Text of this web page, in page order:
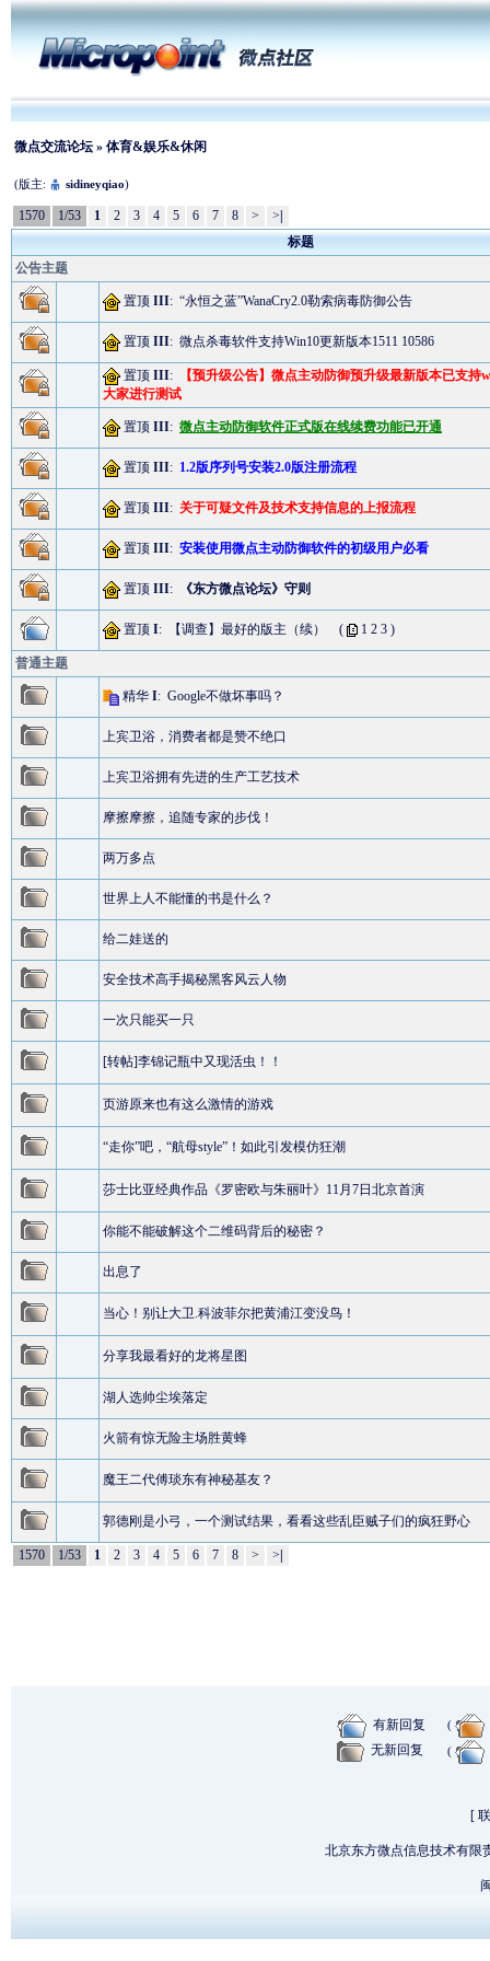
微点交流论坛 » 体育&娱乐&休闲
(版主: sidineyqiao)
1570 1/53 1 2 3 4 5 6 7 8 > >
标题
公告主题
置顶 III: “永恒之蓝”WanaCry2.0勒索病毒防御公告
置顶 III: 微点杀毒软件支持Win10更新版本1511 10586
置顶 III:
【预升级公告】微点主动防御预升级最新版本已支持
大家进行测试
置顶 III: 微点主动防御软件正式版在线续费功能已开通
置顶 III: 1.2版序列号安装2.0版注册流程
置顶 III: 关于可疑文件及技术支持信息的上报流程
置顶 III: 安装使用微点主动防御软件的初级用户必看
置顶 III: 《东方微点论坛》守则
置顶 I: 【调查】最好的版主（续） ( 1 2 3 )
普通主题
精华 I: Google不做坏事吗？
上宾卫浴，消费者都是赞不绝口
上宾卫浴拥有先进的生产工艺技术
摩擦摩擦，追随专家的步伐！
两万多点
世界上人不能懂的书是什么？
给二娃送的
安全技术高手揭秘黑客风云人物
一次只能买一只
[转帖]李锦记瓶中又现活虫！！
页游原来也有这么激情的游戏
“走你”吧，“航母style”！如此引发模仿狂潮
莎士比亚经典作品《罗密欧与朱丽叶》11月7日北京首演
你能不能破解这个二维码背后的秘密？
出息了
当心！别让大卫.科波菲尔把黄浦江变没鸟！
分享我最看好的龙将星图
湖人选帅尘埃落定
火箭有惊无险主场胜黄蜂
魔王二代傅琰东有神秘基友？
郭德刚是小弓，一个测试结果，看看这些乱臣贼子们的疯狂野心
1570 1/53 1 2 3 4 5 6 7 8 > >
有新回复 (
无新回复 (
[
北京东方微点信息技术有限